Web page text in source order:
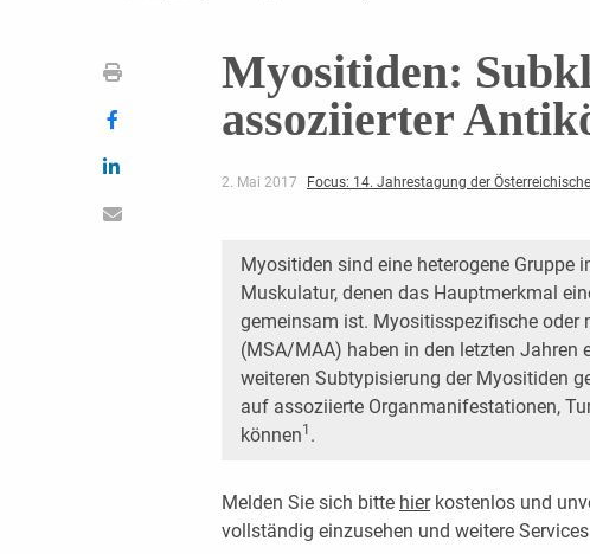
Myositiden:
assoziierter
2. Mai 2017 Focus: 14. Jahrestagung der
Myositiden sind eine heterogene Gruppe
Muskulatur, denen das Hauptmerkmal
gemeinsam ist. Myositisspezifische oder
(MSA/MAA) haben in den letzten Jahren
weiteren Subtypisierung der Myositiden
auf assoziierte Organmanifestationen,
können1 .
Melden Sie sich bitte hierkostenlos und
vollständig einzusehen und weitere